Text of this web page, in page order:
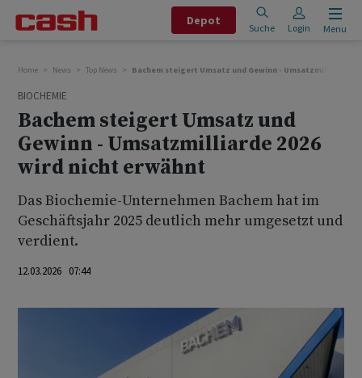
Depot
Suche Login Menu
Home News Top News Bachem steigert Umsatz und Gewinn - Umsatzmilliarde
BIOCHEMIE
Bachem steigert Umsatz und
Gewinn - Umsatzmilliarde 2026
wird nicht erwähnt
Das Biochemie-Unternehmen Bachem hat im
Geschäftsjahr 2025 deutlich mehr umgesetzt und
verdient.
12.03.2026 07:44